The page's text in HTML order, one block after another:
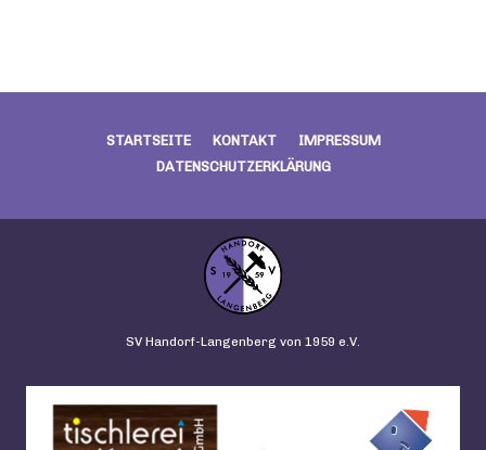
STARTSEITE KONTAKT
IMPRESSUM
DATENSCHUTZERKLÄRUNG
SV Handorf-Langenberg von 1959 e.V.